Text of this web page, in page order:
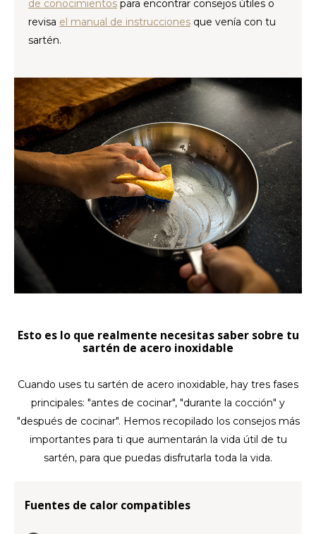
CZK
DKK
ECS
HUF
KRW
MXN
de conocimientos para encontrar consejos útiles o
revisa el manual de instrucciones que venía con tu
sartén.
Esto es lo que realmente necesitas saber sobre tu
sartén de acero inoxidable
Cuando uses tu sartén de acero inoxidable, hay tres fases
principales: "antes de cocinar", "durante la cocción" y
"después de cocinar". Hemos recopilado los consejos más
importantes para ti que aumentarán la vida útil de tu
sartén, para que puedas disfrutarla toda la vida.
Fuentes de calor compatibles